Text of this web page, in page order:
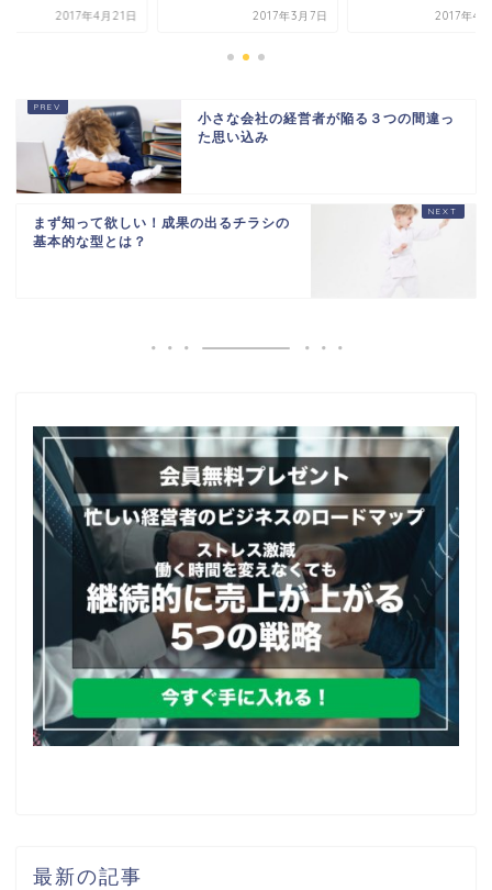
2017年4月21日 2017年3月7日 2017年4
小さな会社の経営者が陥る３つの間違っ
た思い込み
まず知って欲しい！成果の出るチラシの
基本的な型とは？
最新の記事